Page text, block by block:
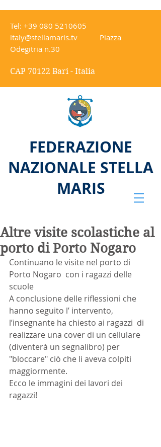
Tel: +39 080 5210605
italy@stellamaris.tv Piazza
Odegitria n.30
CAP 70122 Bari - Italia
FEDERAZIONE
NAZIONALE STELLA
MARIS
Altre visite scolastiche al
porto di Porto Nogaro
Continuano le visite nel porto di
Porto Nogaro  con i ragazzi delle
scuole
A conclusione delle riflessioni che
hanno seguito l’ intervento,
l’insegnante ha chiesto ai ragazzi  di
realizzare una cover di un cellulare
(diventerà un segnalibro) per
"bloccare" ciò che li aveva colpiti
maggiormente.
Ecco le immagini dei lavori dei
ragazzi!